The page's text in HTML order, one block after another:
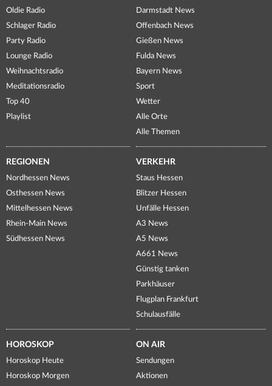
Oldie Radio
Schlager Radio
Party Radio
Lounge Radio
Weihnachtsradio
Meditationsradio
Top 40
Playlist
Darmstadt News
Offenbach News
Gießen News
Fulda News
Bayern News
Sport
Wetter
Alle Orte
Alle Themen
REGIONEN
Nordhessen News
Osthessen News
Mittelhessen News
Rhein-Main News
Südhessen News
VERKEHR
Staus Hessen
Blitzer Hessen
Unfälle Hessen
A3 News
A5 News
A661 News
Günstig tanken
Parkhäuser
Flugplan Frankfurt
Schulausfälle
HOROSKOP
Horoskop Heute
Horoskop Morgen
ON AIR
Sendungen
Aktionen